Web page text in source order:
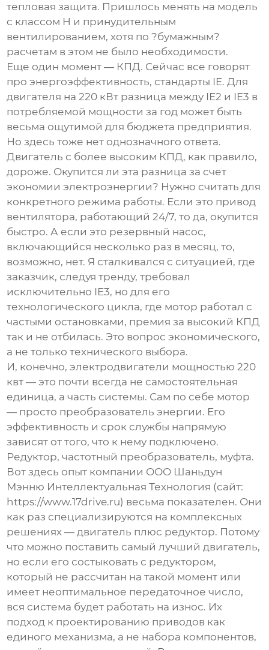
тепловая защита. Пришлось менять на модель
с классом H и принудительным
вентилированием, хотя по ?бумажным?
расчетам в этом не было необходимости.
Еще один момент — КПД. Сейчас все говорят
про энергоэффективность, стандарты IE. Для
двигателя на 220 кВт разница между IE2 и IE3 в
потребляемой мощности за год может быть
весьма ощутимой для бюджета предприятия.
Но здесь тоже нет однозначного ответа.
Двигатель с более высоким КПД, как правило,
дороже. Окупится ли эта разница за счет
экономии электроэнергии? Нужно считать для
конкретного режима работы. Если это привод
вентилятора, работающий 24/7, то да, окупится
быстро. А если это резервный насос,
включающийся несколько раз в месяц, то,
возможно, нет. Я сталкивался с ситуацией, где
заказчик, следуя тренду, требовал
исключительно IE3, но для его
технологического цикла, где мотор работал с
частыми остановками, премия за высокий КПД
так и не отбилась. Это вопрос экономического,
а не только технического выбора.
И, конечно,электродвигатели мощностью 220
квт — это почти всегда не самостоятельная
единица, а часть системы. Сам по себе мотор
— просто преобразователь энергии. Его
эффективность и срок службы напрямую
зависят от того, что к нему подключено.
Редуктор, частотный преобразователь, муфта.
Вот здесь опыт компании ООО Шаньдун
Мэнню Интеллектуальная Технология (сайт:
https://www.17drive.ru) весьма показателен. Они
как раз специализируются на комплексных
решениях — двигатель плюс редуктор. Потому
что можно поставить самый лучший двигатель,
но если его состыковать с редуктором,
который не рассчитан на такой момент или
имеет неоптимальное передаточное число,
вся система будет работать на износ. Их
подход к проектированию приводов как
единого механизма, а не набора компонентов,